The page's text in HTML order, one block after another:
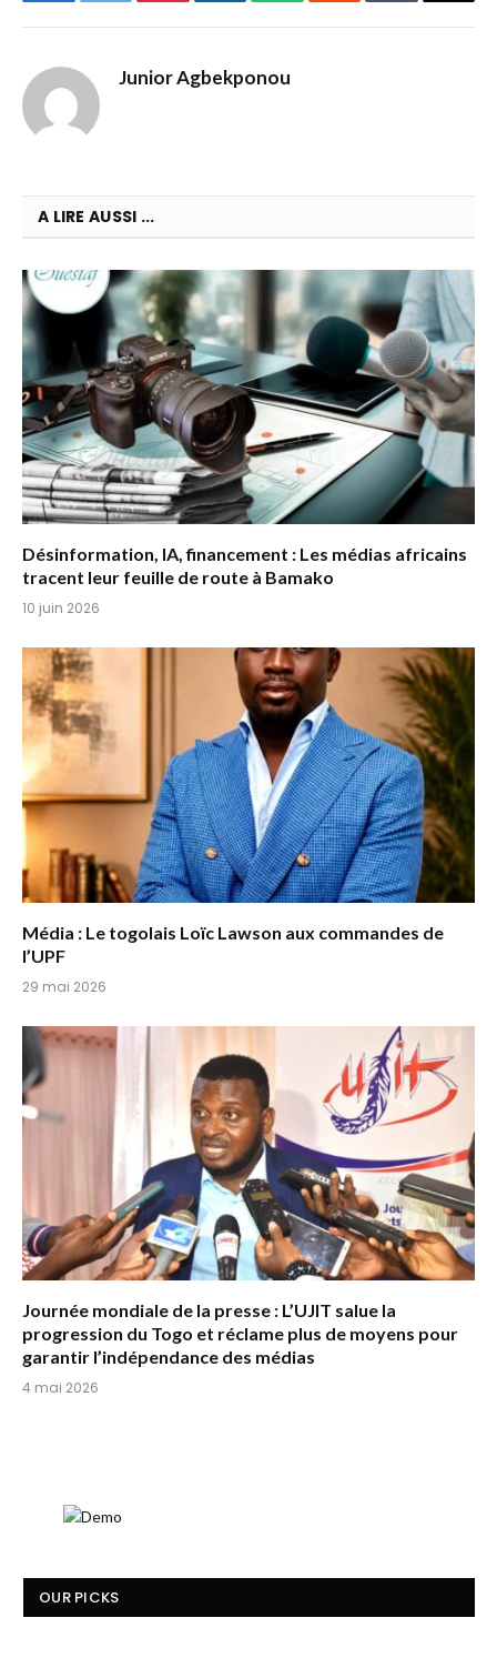
Junior Agbekponou
A LIRE AUSSI ...
Désinformation, IA, financement : Les médias africains
tracent leur feuille de route à Bamako
10 juin 2026
Média : Le togolais Loïc Lawson aux commandes de
l’UPF
29 mai 2026
Journée mondiale de la presse : L’UJIT salue la
progression du Togo et réclame plus de moyens pour
garantir l’indépendance des médias
4 mai 2026
OUR PICKS